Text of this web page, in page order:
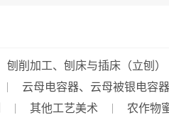
刨削加工、刨床与插床（立刨）
云母电容器、云母被银电容器
其他工艺美术 农作物